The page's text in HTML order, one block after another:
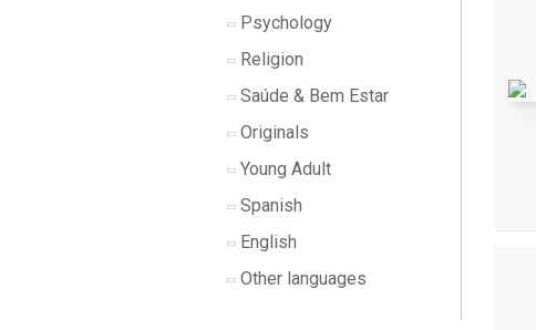
Psychology
Religion
Saúde & Bem Estar
Originals
Young Adult
Spanish
English
Other languages